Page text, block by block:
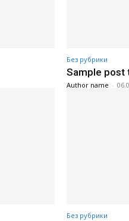
Без рубрики
Sample post
Author name -
Без рубрики